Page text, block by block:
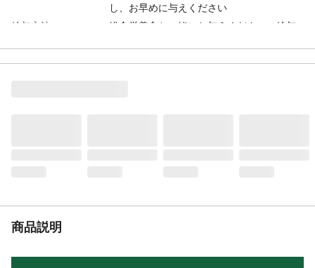
し、お早めに与えください
給与方法
総合栄養食と一緒にお与えください。給与
給与量の目安
●～5kg:～3袋 ●5～15kg:3～7袋 ●15～
商品説明